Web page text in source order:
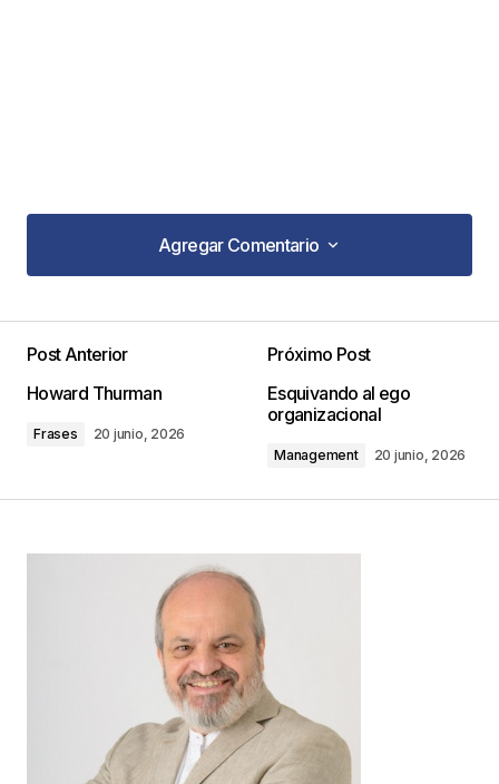
Agregar Comentario
Agregar Comentario
publicada. Los campos obligatorios están
*
Guarda mi nombre, correo electrónico y web en
este navegador para la próxima vez que
Post Anterior
Howard Thurman
Frases 20 junio, 2026
Próximo Post
Esquivando al ego
organizacional
Management 20 junio, 2026